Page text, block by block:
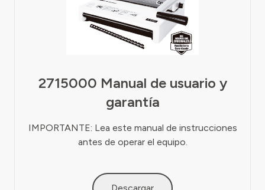
2715000 Manual de usuario y
garantía
IMPORTANTE: Lea este manual de instrucciones
antes de operar el equipo.